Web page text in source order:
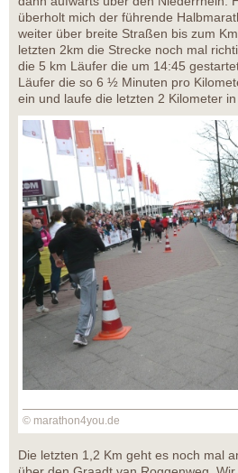
überholt mich der führende
weiter über breite Straßen bis zum
letzten 2km die Strecke noch mal
die 5 km Läufer die um 14:45
Läufer die so 6 ½ Minuten pro
ein und laufe die letzten 2 Kilometer in
© marathon4you.de
Die letzten 1,2 Km geht es noch mal